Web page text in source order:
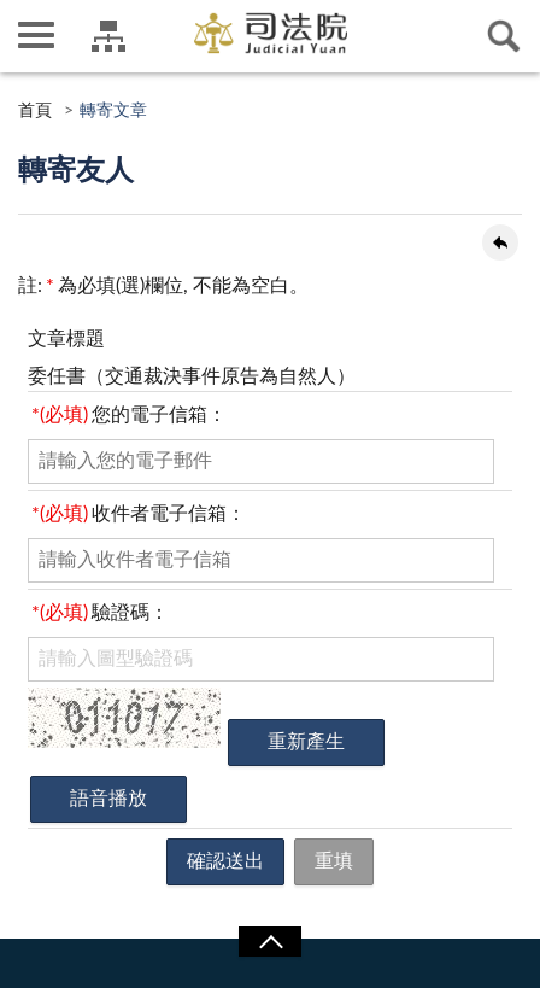
首頁 轉寄文章
轉寄友人
註: * 為必填(選)欄位, 不能為空白。
文章標題
委任書（交通裁決事件原告為自然人）
*(必填) 您的電子信箱：
*(必填) 收件者電子信箱：
*(必填) 驗證碼：